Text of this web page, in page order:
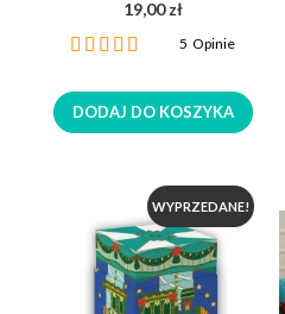
19,00 zł
Ocena:
5Opinie
DODAJ DO KOSZYKA
WYPRZEDANE!